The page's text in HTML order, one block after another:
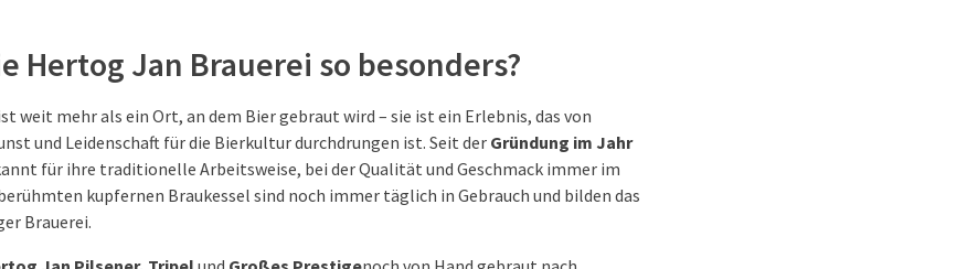
Hertog Jan Brauerei so besonders?
weit mehr als ein Ort, an dem Bier gebraut wird – sie ist ein Erlebnis, das von
und Leidenschaft für die Bierkultur durchdrungen ist. Seit der Gründung im Jahr
für ihre traditionelle Arbeitsweise, bei der Qualität und Geschmack immer im
kupfernen Braukessel sind noch immer täglich in Gebrauch und bilden das
Brauerei.